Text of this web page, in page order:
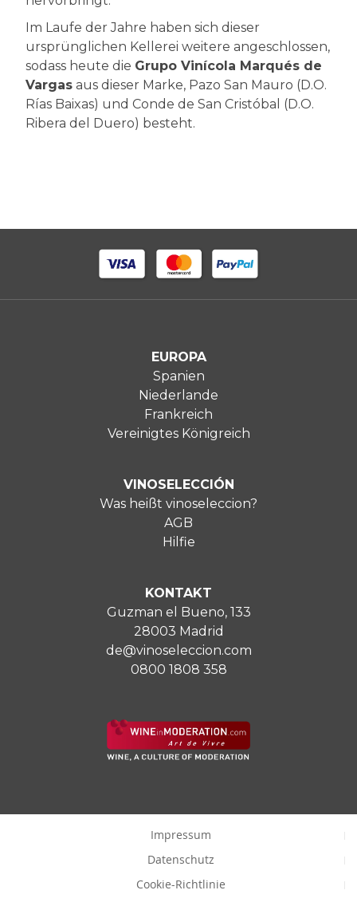
Im Laufe der Jahre haben sich dieser
ursprünglichen Kellerei weitere angeschlossen,
sodass heute die Grupo Vinícola Marqués de
Vargas aus dieser Marke, Pazo San Mauro (D.O.
Rías Baixas) und Conde de San Cristóbal (D.O.
Ribera del Duero) besteht.
EUROPA
Spanien
Niederlande
Frankreich
Vereinigtes Königreich
VINOSELECCIÓN
Was heißt vinoseleccion?
AGB
Hilfie
KONTAKT
Guzman el Bueno, 133
28003 Madrid
de@vinoseleccion.com
0800 1808 358
Impressum
Datenschutz
Cookie-Richtlinie